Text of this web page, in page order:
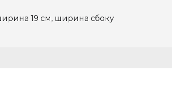
19 см, ширина сбоку